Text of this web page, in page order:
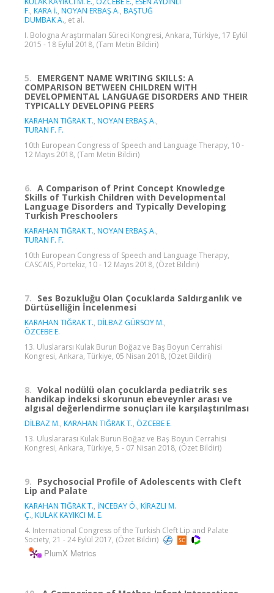
F., KARA İ., NOYAN ERBAŞ A., BAŞTUĞ
DUMBAK A., et al.
I. Bologna Araştırmaları Süreci Kongresi, Ankara, Türkiye, 17 Eylül
2015 - 18 Eylül 2018, (Tam Metin Bildiri)
5. EMERGENT NAME WRITING SKILLS: A
COMPARISON BETWEEN CHILDREN WITH
DEVELOPMENTAL LANGUAGE DISORDERS AND THEIR
TYPICALLY DEVELOPING PEERS
KARAHAN TIĞRAK T., NOYAN ERBAŞ A.,
TURAN F. F.
10th European Congress of Speech and Language Therapy, 10 -
12 Mayıs 2018, (Tam Metin Bildiri)
6. A Comparison of Print Concept Knowledge
Skills of Turkish Children with Developmental
Language Disorders and Typically Developing
Turkish Preschoolers
KARAHAN TIĞRAK T., NOYAN ERBAŞ A.,
TURAN F. F.
10th European Congress of Speech and Language Therapy,
CASCAIS, Portekiz, 10 - 12 Mayıs 2018, (Özet Bildiri)
7. Ses Bozukluğu Olan Çocuklarda Saldırganlık ve
Dürtüselliğin İncelenmesi
KARAHAN TIĞRAK T., DİLBAZ GÜRSOY M.,
ÖZCEBE E.
13. Uluslararsı Kulak Burun Boğaz ve Baş Boyun Cerrahisi
Kongresi, Ankara, Türkiye, 05 Nisan 2018, (Özet Bildiri)
8. Vokal nodülü olan çocuklarda pediatrik ses
handikap indeksi skorunun ebeveynler arası ve
algısal değerlendirme sonuçları ile karşılaştırılması
DİLBAZ M., KARAHAN TIĞRAK T., ÖZCEBE E.
13. Uluslararası Kulak Burun Boğaz ve Baş Boyun Cerrahisi
Kongresi, Ankara, Türkiye, 5 - 07 Nisan 2018, (Özet Bildiri)
9. Psychosocial Profile of Adolescents with Cleft
Lip and Palate
KARAHAN TIĞRAK T., İNCEBAY Ö., KİRAZLI M.
Ç., KULAK KAYIKCI M. E.
4. International Congress of the Turkish Cleft Lip and Palate
Society, 21 - 24 Eylül 2017, (Özet Bildiri)
PlumX Metrics